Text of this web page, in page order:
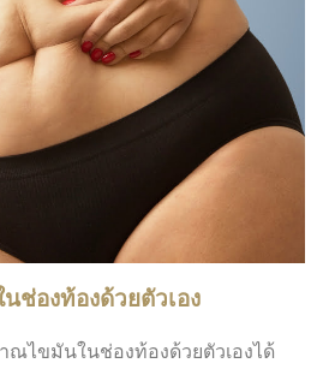
ช่องท้องด้วยตัวเอง
ณไขมันในช่องท้องด้วยตัวเองได้